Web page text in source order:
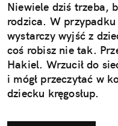
Niewiele dziś trzeba,
rodzica. W
wystarczy wyjść z
coś robisz nie tak.
Hakiel. Wrzucił do
i mógł przeczytać w
dziecku kręgosłup.